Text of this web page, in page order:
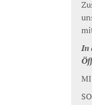
In